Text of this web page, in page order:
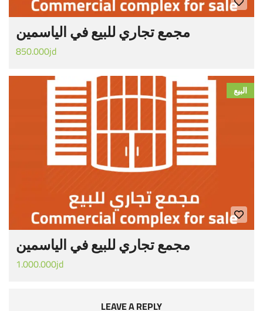
مجمع تجاري للبيع في الياسمين
850.000jd
البيع
مجمع تجاري للبيع في الياسمين
1.000.000jd
LEAVE A REPLY